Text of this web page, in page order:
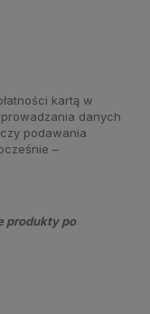
kartą w
danych
podawania
–
produkty po